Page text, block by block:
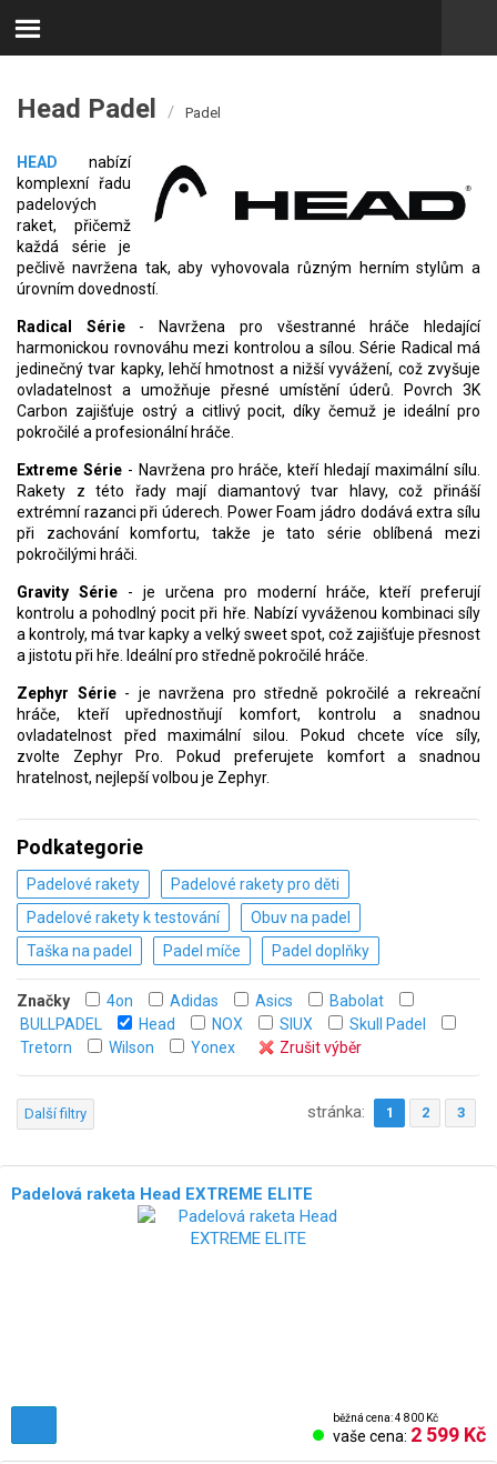
Head Padel / Padel
HEAD nabízí
komplexní řadu
padelových
raket, přičemž
každá série je
pečlivě navržena tak, aby vyhovovala různým herním stylům a
úrovním dovedností.
Radical Série- Navržena pro všestranné hráče hledající
harmonickou rovnováhu mezi kontrolou a sílou. Série Radical má
jedinečný tvar kapky, lehčí hmotnost a nižší vyvážení, což zvyšuje
ovladatelnost a umožňuje přesné umístění úderů. Povrch 3K
Carbon zajišťuje ostrý a citlivý pocit, díky čemuž je ideální pro
pokročilé a profesionální hráče.
Extreme Série- Navržena pro hráče, kteří hledají maximální sílu.
Rakety z této řady mají diamantový tvar hlavy, což přináší
extrémní razanci při úderech. Power Foam jádro dodává extra sílu
při zachování komfortu, takže je tato série oblíbená mezi
pokročilými hráči.
Gravity Série - je určena pro moderní hráče, kteří preferují
kontrolu a pohodlný pocit při hře. Nabízí vyváženou kombinaci síly
a kontroly, má tvar kapky a velký sweet spot, což zajišťuje přesnost
a jistotu při hře. Ideální pro středně pokročilé hráče.
Zephyr Série- je navržena pro středně pokročilé a rekreační
hráče, kteří upřednostňují komfort, kontrolu a snadnou
ovladatelnost před maximální silou. Pokud chcete více síly,
zvolte Zephyr Pro. Pokud preferujete komfort a snadnou
hratelnost, nejlepší volbou je Zephyr.
Podkategorie
Padelové rakety
Padelové rakety pro děti
Padelové rakety k testování
Obuv na padel
Taška na padel
Padel míče Padel doplňky
Značky 4on Adidas Asics
Babolat
BULLPADEL
Head NOX SIUX
Skull Padel
Tretorn
Wilson Yonex Zrušit výběr
Další filtry stránka: 1 2 3
Padelová raketa Head EXTREME ELITE
běžná cena: 4 800 Kč
vaše cena: 2 599 Kč